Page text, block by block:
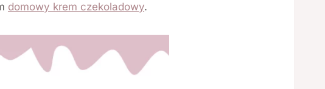
domowy krem czekoladowy.